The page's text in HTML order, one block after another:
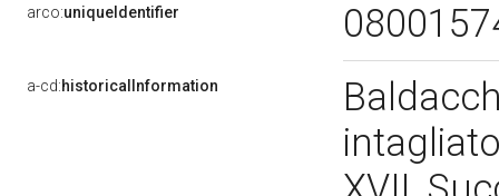
arco:uniqueIdentifier
a-cd:historicalInformation